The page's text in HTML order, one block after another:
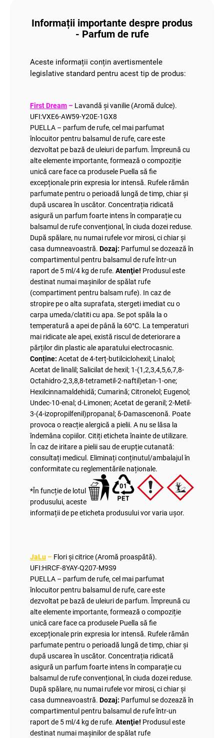
Informații importante despre produs
- Parfum de rufe
Aceste informații conțin avertismentele
legislative standard pentru acest tip de produs:
First Dream – Lavandă și vanilie (Aromă dulce).
UFI:VXE6-AW59-Y20E-1GX8
PUELLA – parfum de rufe, cel mai parfumat
înlocuitor pentru balsamul de rufe, care este
dezvoltat pe bază de uleiuri de parfum. Împreună cu
alte elemente importante, formează o compoziție
unică care face ca produsele Puella să fie
excepționale prin expresia lor intensă. Rufele rămân
parfumate pentru o perioadă lungă de timp, chiar și
după uscarea în uscător. Concentrația ridicată
asigură un parfum foarte intens în comparație cu
balsamul de rufe convențional, în ciuda dozei reduse.
După spălare, nu numai rufele vor mirosi, ci chiar și
casa dumneavoastră. Dozaj: Parfumul se dozează în
compartimentul pentru balsamul de rufe într-un
raport de 5 ml/4 kg de rufe. Atenţie! Produsul este
destinat numai mașinilor de spălat rufe
(compartiment pentru balsam rufe). In caz de
stropire pe o alta suprafata, stergeti imediat cu o
carpa umeda/clatiti cu apa. Se pot spăla la o
temperatură a apei de până la 60°C. La temperaturi
mai ridicate ale apei, există riscul de deteriorare a
părților din plastic ale aparatului electrocasnic.
Conține: Acetat de 4-terț-butilciclohexil; Linalol;
Acetat de linalil; Salicilat de hexil; 1-(1,2,3,4,5,6,7,8-
Octahidro-2,3,8,8-tetrametil-2-naftil)etan-1-one;
Hexilcinnamaldehidă; Cumarină; Citronelol; Eugenol;
Undec-10-enal; d-Limonen; Acetat de geranil; 2-Metil-
3-(4-izopropilfenil)propanal; δ-Damascenonă. Poate
provoca o reacție alergică a pielii. A nu se lăsa la
îndemâna copiilor. Citiți eticheta înainte de utilizare.
În caz de iritare a pielii sau de erupție cutanată:
consultați medicul. Eliminați conținutul/ambalajul în
conformitate cu reglementările naționale.
*În funcție de lotul
produsului, aceste
informații de pe eticheta produsului vor varia ușor.
JaLu – Flori și citrice (Aromă proaspătă).
UFI:HRCF-8YAY-Q207-M9S9
PUELLA – parfum de rufe, cel mai parfumat
înlocuitor pentru balsamul de rufe, care este
dezvoltat pe bază de uleiuri de parfum. Împreună cu
alte elemente importante, formează o compoziție
unică care face ca produsele Puella să fie
excepționale prin expresia lor intensă. Rufele rămân
parfumate pentru o perioadă lungă de timp, chiar și
după uscarea în uscător. Concentrația ridicată
asigură un parfum foarte intens în comparație cu
balsamul de rufe convențional, în ciuda dozei reduse.
După spălare, nu numai rufele vor mirosi, ci chiar și
casa dumneavoastră. Dozaj: Parfumul se dozează în
compartimentul pentru balsamul de rufe într-un
raport de 5 ml/4 kg de rufe. Atenţie! Produsul este
destinat numai mașinilor de spălat rufe